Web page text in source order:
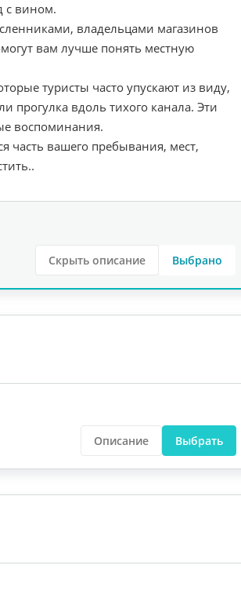
с вином.
владельцами магазинов
вам лучше понять местную
туристы часто упускают из виду,
прогулка вдоль тихого канала. Эти
воспоминания.
часть вашего пребывания, мест,
Выбрано
Скрыть описание
Выбрать
Описание